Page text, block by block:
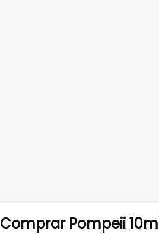
Comprar Pompeii